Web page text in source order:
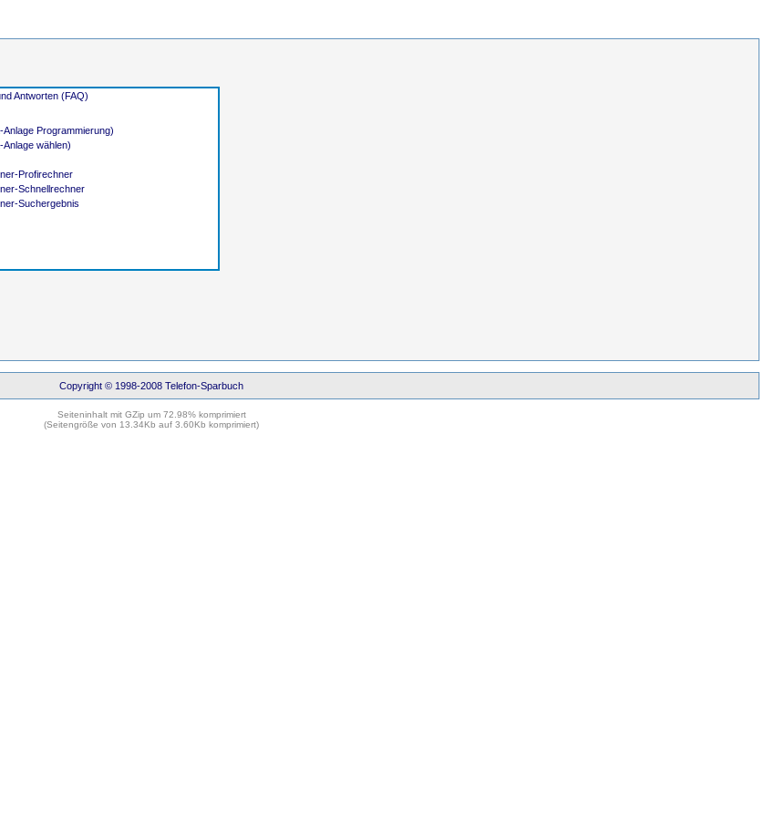
Antworten (FAQ)
Anlage Programmierung)
Anlage wählen)
Profirechner
Schnellrechner
Suchergebnis
Copyright © 1998-2008 Telefon-Sparbuch
Seiteninhalt mit GZip um 72.98% komprimiert
(Seitengröße von 13.34Kb auf 3.60Kb komprimiert)